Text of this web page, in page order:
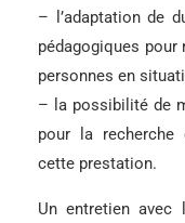
– l’adaptation de
pédagogiques
personnes en
– la possibilité de
pour la recherche
cette prestation.
Un entretien avec